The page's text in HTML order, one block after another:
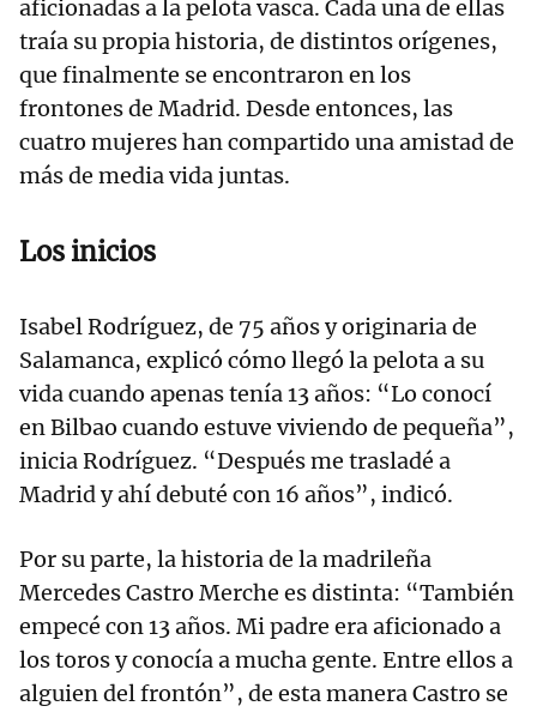
aficionadas a la pelota vasca. Cada una de ellas
traía su propia historia, de distintos orígenes,
que finalmente se encontraron en los
frontones de Madrid. Desde entonces, las
cuatro mujeres han compartido una amistad de
más de media vida juntas.
Los inicios
Isabel Rodríguez, de 75 años y originaria de
Salamanca, explicó cómo llegó la pelota a su
vida cuando apenas tenía 13 años: “Lo conocí
en Bilbao cuando estuve viviendo de pequeña”,
inicia Rodríguez. “Después me trasladé a
Madrid y ahí debuté con 16 años”, indicó.
Por su parte, la historia de la madrileña
Mercedes Castro Merche es distinta: “También
empecé con 13 años. Mi padre era aficionado a
los toros y conocía a mucha gente. Entre ellos a
alguien del frontón”, de esta manera Castro se